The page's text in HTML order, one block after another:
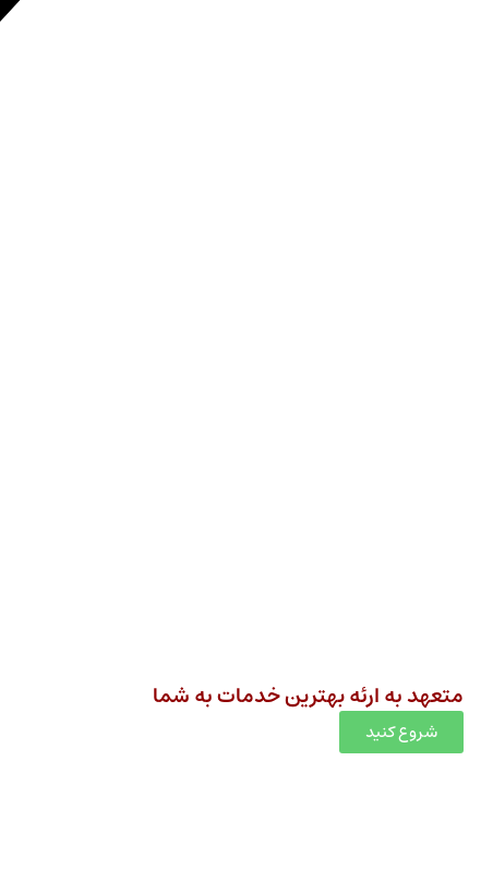
متعهد به ارئه بهترین خدمات به شما
شروع کنید